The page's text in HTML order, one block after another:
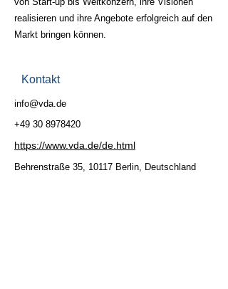
realisieren und ihre Angebote erfolgreich auf den
Markt bringen können.
Kontakt
info@vda.de
+49 30 8978420
https://www.vda.de/de.html
Behrenstraße 35, 10117 Berlin, Deutschland